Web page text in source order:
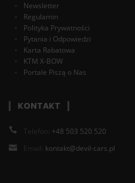
Newsletter
Regulamin
Polityka Prywatności
Pytania i Odpowiedzi
Karta Rabatowa
KTM X-BOW
Portale Piszą o Nas
KONTAKT
Telefon: +48 503 520 520
Email: kontakt@devil-cars.pl